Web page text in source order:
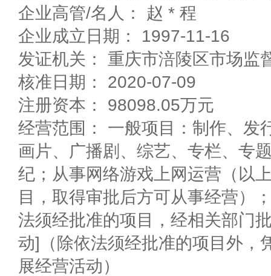
企业高管/名人： 赵 * 程
企业成立日期： 1997-11-16
发证机关： 重庆市涪陵区市场监
核准日期： 2020-07-09
注册资本： 98098.05万元
经营范围： 一般项目：制作、发
画片、广播剧、综艺、专栏、专
纪；从事网络游戏上网运营（以
目，取得审批后方可从事经营）
法须经批准的项目，经相关部门
动]（除依法须经批准的项目外，
展经营活动）